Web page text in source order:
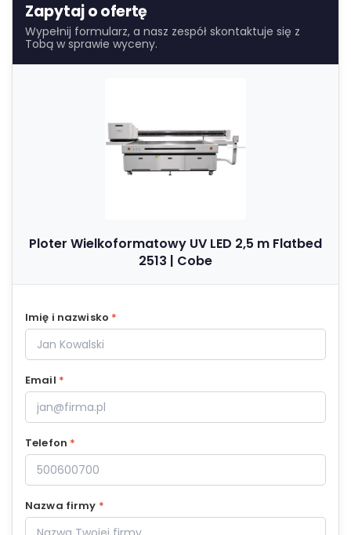
Zapytaj o ofertę
Wypełnij formularz, a nasz zespół skontaktuje się z
Tobą w sprawie wyceny.
Ploter Wielkoformatowy UV LED 2,5 m Flatbed
2513 | Cobe
Imię i nazwisko *
Email *
Telefon *
Nazwa firmy *